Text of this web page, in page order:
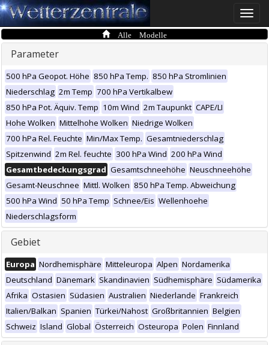
Toggle
Alle Modelle
Parameter
500 hPa Geopot. Höhe 850 hPa Temp. 850 hPa Stromlinien
Niederschlag 2m Temp 700 hPa Vertikalbew
850 hPa Pot. Äquiv. Temp 10m Wind 2m Taupunkt CAPE/LI
Hohe Wolken Mittelhohe Wolken Niedrige Wolken
700 hPa Rel. Feuchte Min/Max Temp. Gesamtniederschlag
Spitzenwind 2m Rel. feuchte 300 hPa Wind 200 hPa Wind
Gesamtbedeckungsgrad Gesamtschneehöhe Neuschneehöhe
Gesamt-Neuschnee Mittl. Wolken 850 hPa Temp. Abweichung
500 hPa Wind 50 hPa Temp Schnee/Eis Wellenhoehe
Niederschlagsform
Gebiet
Europa Nordhemisphäre Mitteleuropa Alpen Nordamerika
Deutschland Dänemark Skandinavien Südhemisphäre Südamerika
Afrika Ostasien Südasien Australien Niederlande Frankreich
Italien/Balkan Spanien Türkei/Nahost Großbritannien Belgien
Schweiz Island Global Österreich Osteuropa Polen Finnland